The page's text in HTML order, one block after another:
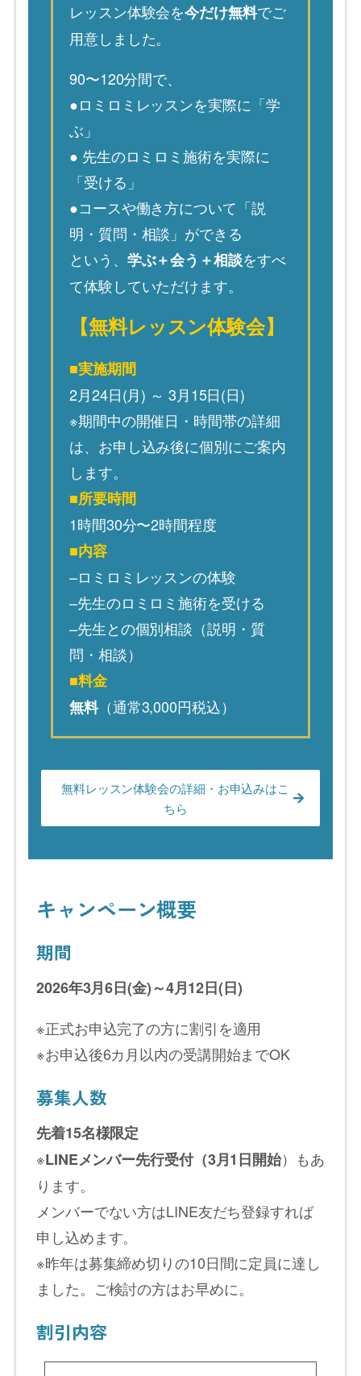
レッスン体験会を今だけ無料でご
用意しました。
90〜120分間で、
●ロミロミレッスンを実際に「学
ぶ」
● 先生のロミロミ施術を実際に
「受ける」
●コースや働き方について「説
明・質問・相談」ができる
という、 学ぶ＋会う＋相談をすべ
て体験していただけます。
【無料レッスン体験会】
■実施期間
2月24日(月) ～ 3月15日(日)
※期間中の開催日・時間帯の詳細
は、お申し込み後に個別にご案内
します。
■所要時間
1時間30分〜2時間程度
■内容
–ロミロミレッスンの体験
–先生のロミロミ施術を受ける
–先生との個別相談（説明・質
問・相談）
■料金
無料（通常3,000円税込）
無料レッスン体験会の詳細・お申込みはこ
ちら
キャンペーン概要
期間
2026年3月6日(金)～4月12日(日)
※正式お申込完了の方に割引を適用
※お申込後6カ月以内の受講開始までOK
募集人数
先着15名様限定
※LINEメンバー先行受付（3月1日開始）もあ
ります。
メンバーでない方はLINE友だち登録すれば
申し込めます。
※昨年は募集締め切りの10日間に定員に達し
ました。ご検討の方はお早めに。
割引内容